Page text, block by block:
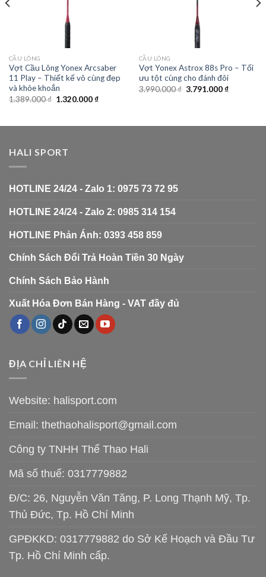
CẦU LÔNG
Vợt Cầu Lông Yonex Arcsaber
11 Play – Thiết kế vô cùng đẹp
và khỏe khoắn
1.389.000₫ 1.320.000₫
CẦU LÔNG
Vợt Yonex Astrox 88s Pro – Tối
ưu tột cùng cho đánh đôi
3.990.000₫ 3.791.000₫
HALI SPORT
HOTLINE 24/24 - Zalo 1: 0975 73 72 95
HOTLINE 24/24 - Zalo 2: 0985 314 154
HOTLINE Phản Ánh: 0393 458 859
Chính Sách Đổi Trả Hoàn Tiền 30 Ngày
Chính Sách Bảo Hành
Xuất Hóa Đơn Bán Hàng - VAT đầy đủ
ĐỊA CHỈ LIÊN HỆ
Website: halisport.com
Email: thethaohalisport@gmail.com
Công ty TNHH Thể Thao Hali
Mã số thuế: 0317779882
Đ/C: 26, Nguyễn Văn Tăng, P. Long Thạnh Mỹ, Tp.
Thủ Đức, Tp. Hồ Chí Minh
GPĐKKD: 0317779882 do Sở Kế Hoạch và Đầu Tư
Tp. Hồ Chí Minh cấp.